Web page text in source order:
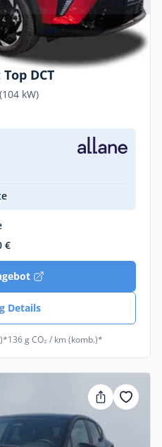
TOP 1.3
DCT
kW)
€
Details
136 g CO₂ / km (komb.)*